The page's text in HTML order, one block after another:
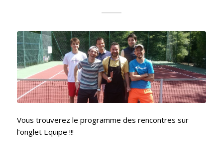
Vous trouverez le programme des rencontres sur
l’onglet Equipe !!!